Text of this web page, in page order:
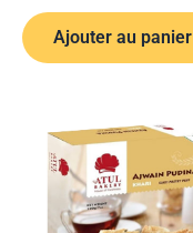
Ajouter au panier